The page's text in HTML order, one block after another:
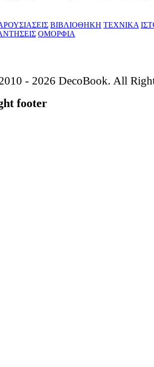
ΒΙΒΛΙΟΘΗΚΗ ΤΕΧΝΙΚΑ
ΟΜΟΡΦΙΑ
- 2026 DecoBook. All
footer